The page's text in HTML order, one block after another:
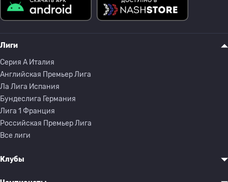
Лиги
Серия A Италия
Английская Премьер Лига
Ла Лига Испания
Бундеслига Германия
Лига 1 Франция
Российская Премьер Лига
Все лиги
Клубы